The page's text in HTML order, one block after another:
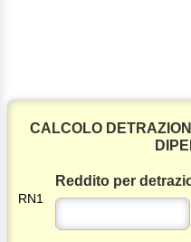
CALCOLO
RN1
Reddito per